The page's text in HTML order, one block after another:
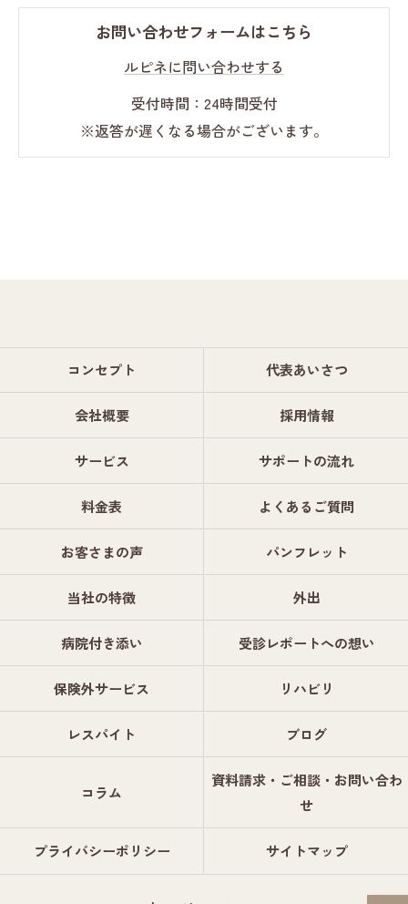
お問い合わせフォームはこちら
ルピネに問い合わせする
受付時間：24時間受付
※返答が遅くなる場合がございます。
コンセプト 代表あいさつ
会社概要 採用情報
サービス サポートの流れ
料金表 よくあるご質問
お客さまの声 パンフレット
当社の特徴 外出
病院付き添い 受診レポートへの想い
保険外サービス リハビリ
レスパイト ブログ
コラム
資料請求・ご相談・お問い合わ
せ
プライバシーポリシー サイトマップ